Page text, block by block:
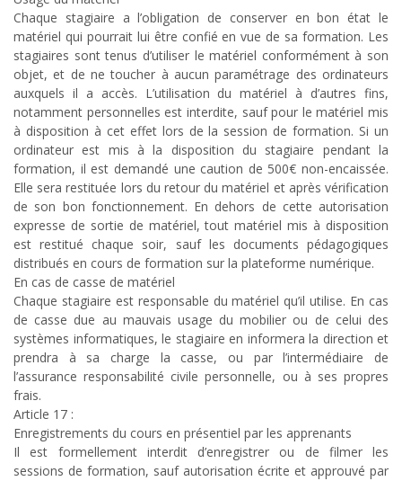
Chaque stagiaire a l’obligation de conserver en bon état le
matériel qui pourrait lui être confié en vue de sa formation. Les
stagiaires sont tenus d’utiliser le matériel conformément à son
objet, et de ne toucher à aucun paramétrage des ordinateurs
auxquels il a accès. L’utilisation du matériel à d’autres fins,
notamment personnelles est interdite, sauf pour le matériel mis
à disposition à cet effet lors de la session de formation. Si un
ordinateur est mis à la disposition du stagiaire pendant la
formation, il est demandé une caution de 500€ non-encaissée.
Elle sera restituée lors du retour du matériel et après vérification
de son bon fonctionnement. En dehors de cette autorisation
expresse de sortie de matériel, tout matériel mis à disposition
est restitué chaque soir, sauf les documents pédagogiques
distribués en cours de formation sur la plateforme numérique.
En cas de casse de matériel
Chaque stagiaire est responsable du matériel qu’il utilise. En cas
de casse due au mauvais usage du mobilier ou de celui des
systèmes informatiques, le stagiaire en informera la direction et
prendra à sa charge la casse, ou par l’intermédiaire de
l’assurance responsabilité civile personnelle, ou à ses propres
frais.
Article 17 :
Enregistrements du cours en présentiel par les apprenants
Il est formellement interdit d’enregistrer ou de filmer les
sessions de formation, sauf autorisation écrite et approuvé par